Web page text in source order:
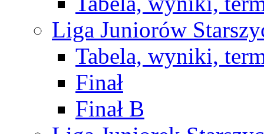
Liga Juniorów
Tabela, wyniki,
Finał
Finał B